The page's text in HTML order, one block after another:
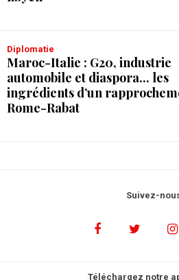
Diplomatie
Maroc-Italie : G20, industrie
automobile et diaspora... les
ingrédients d’un
Rome-Rabat
Suivez-
Téléchargez notre